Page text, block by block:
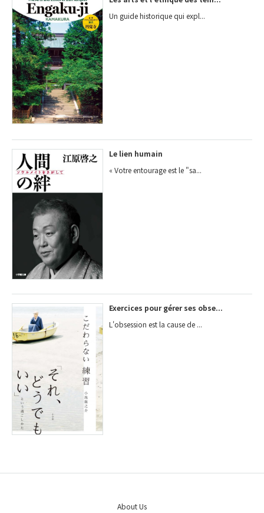
Un guide historique qui expl...
Le lien humain
« Votre entourage est le "sa...
Exercices pour gérer ses obse...
L'obsession est la cause de ...
About Us